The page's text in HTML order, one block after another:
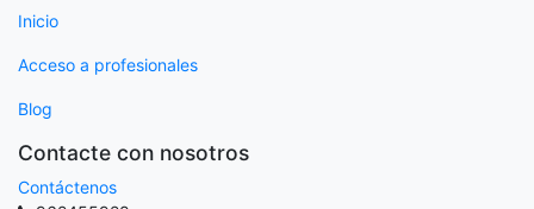
Inicio
Acceso a profesionales
Blog
Contacte con nosotros
Contáctenos